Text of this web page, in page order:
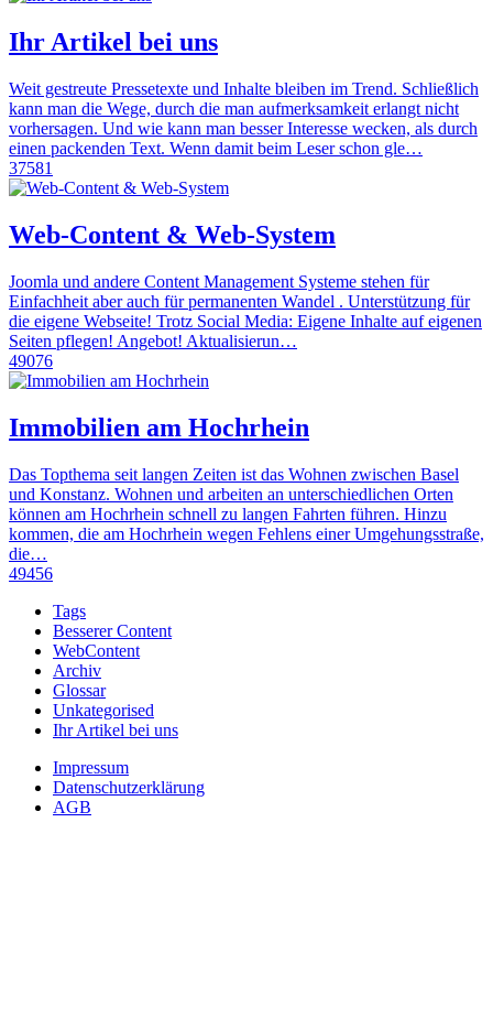
Ihr Artikel bei uns
Weit gestreute Pressetexte und Inhalte bleiben im Trend. Schließlich
kann man die Wege, durch die man aufmerksamkeit erlangt nicht
vorhersagen. Und wie kann man besser Interesse wecken, als durch
einen packenden Text. Wenn damit beim Leser schon gle…
37581
Web-Content & Web-System
Joomla und andere Content Management Systeme stehen für
Einfachheit aber auch für permanenten Wandel . Unterstützung für
die eigene Webseite! Trotz Social Media: Eigene Inhalte auf eigenen
Seiten pflegen! Angebot! Aktualisierun…
49076
Immobilien am Hochrhein
Das Topthema seit langen Zeiten ist das Wohnen zwischen Basel
und Konstanz. Wohnen und arbeiten an unterschiedlichen Orten
können am Hochrhein schnell zu langen Fahrten führen. Hinzu
kommen, die am Hochrhein wegen Fehlens einer Umgehungsstraße,
die…
49456
Tags
Besserer Content
WebContent
Archiv
Glossar
Unkategorised
Ihr Artikel bei uns
Impressum
Datenschutzerklärung
AGB